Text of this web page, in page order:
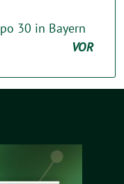
30 in Bayern
VOR